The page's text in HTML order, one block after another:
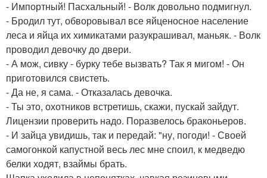
- Импортный! Пасхальный! - Волк довольно подмигнул.
- Бродил тут, обворовывал все яйценосное население
леса и яйца их химикатами разукрашивал, маньяк. - Волк
проводил девочку до двери.
- А мож, сивку - бурку тебе вызвать? Так я мигом! - Он
приготовился свистеть.
- Да не, я сама. - Отказалась девочка.
- Ты это, охотников встретишь, скажи, пускай зайдут.
Лицензии проверить надо. Поразвелось браконьеров.
- И зайца увидишь, так и передай: "ну, погоди! - Своей
самогонкой капустной весь лес мне споил, к медведю
белки ходят, взаймы брать.